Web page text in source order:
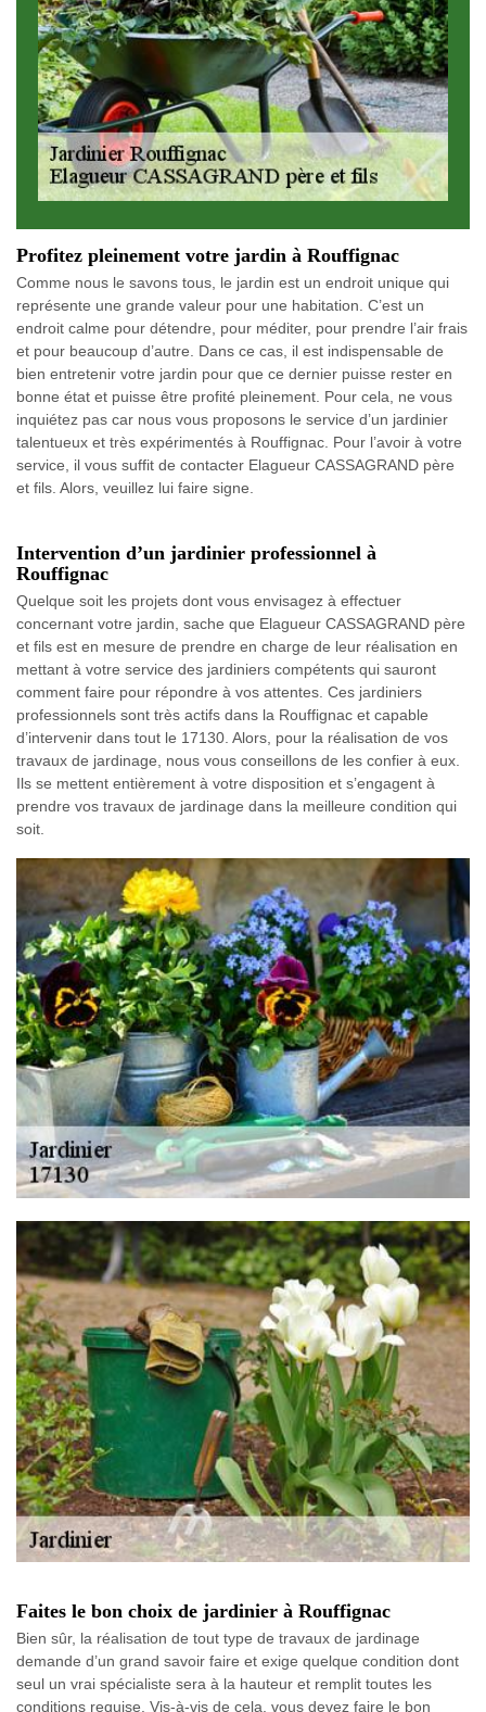
Profitez pleinement votre jardin à Rouffignac
Comme nous le savons tous, le jardin est un endroit unique qui
représente une grande valeur pour une habitation. C’est un
endroit calme pour détendre, pour méditer, pour prendre l’air frais
et pour beaucoup d’autre. Dans ce cas, il est indispensable de
bien entretenir votre jardin pour que ce dernier puisse rester en
bonne état et puisse être profité pleinement. Pour cela, ne vous
inquiétez pas car nous vous proposons le service d’un jardinier
talentueux et très expérimentés à Rouffignac. Pour l’avoir à votre
service, il vous suffit de contacter Elagueur CASSAGRAND père
et fils. Alors, veuillez lui faire signe.
Intervention d’un jardinier professionnel à
Rouffignac
Quelque soit les projets dont vous envisagez à effectuer
concernant votre jardin, sache que Elagueur CASSAGRAND père
et fils est en mesure de prendre en charge de leur réalisation en
mettant à votre service des jardiniers compétents qui sauront
comment faire pour répondre à vos attentes. Ces jardiniers
professionnels sont très actifs dans la Rouffignac et capable
d’intervenir dans tout le 17130. Alors, pour la réalisation de vos
travaux de jardinage, nous vous conseillons de les confier à eux.
Ils se mettent entièrement à votre disposition et s’engagent à
prendre vos travaux de jardinage dans la meilleure condition qui
soit.
Faites le bon choix de jardinier à Rouffignac
Bien sûr, la réalisation de tout type de travaux de jardinage
demande d’un grand savoir faire et exige quelque condition dont
seul un vrai spécialiste sera à la hauteur et remplit toutes les
conditions requise. Vis-à-vis de cela, vous devez faire le bon